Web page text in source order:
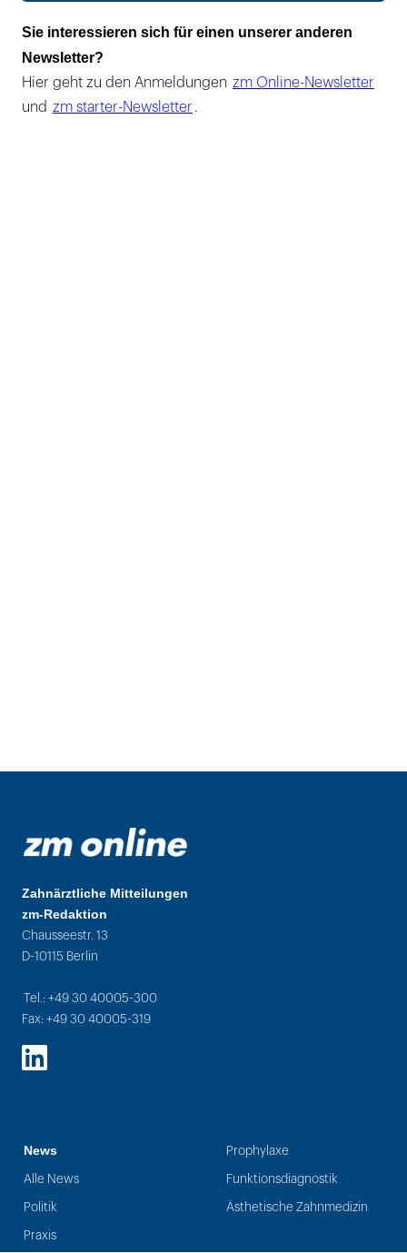
Sie interessieren sich für einen unserer anderen
Newsletter?
Hier geht zu den Anmeldungen zm Online-Newsletter
und zm starter-Newsletter .
Zahnärztliche Mitteilungen
zm-Redaktion
Chausseestr. 13
D-10115 Berlin
Tel.: +49 30 40005-300
Fax: +49 30 40005-319
LinkedIn
News
Alle News
Politik
Praxis
Prophylaxe
Funktionsdiagnostik
Ästhetische Zahnmedizin